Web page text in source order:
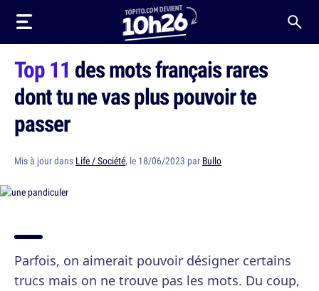
Top 11 des mots français rares
dont tu ne vas plus pouvoir te
passer
Mis à jour dans Life / Société, le 18/06/2023 par Bullo
Parfois, on aimerait pouvoir désigner certains
trucs mais on ne trouve pas les mots. Du coup,